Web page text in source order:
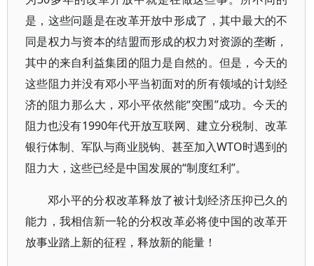
是，这些问题是在改革开放中形成了，其中最大的不
同是权力与资本的结盟而形成的权力对资源的垄断，
其中的来自利益集团的阻力是自然的。但是，今天的
这些阻力并没有邓小平当初面对的所有领域的计划经
济的阻力那么大，邓小平依然能“突围”成功。今天的
阻力也没有1990年代开放互联网、建立分税制、改革
银行体制、军队与商业脱钩、甚至加入WTO时遇到的
阻力大，这些已经是中国发展的“制度红利”。
邓小平的分权改革释放了被计划经济压抑已久的
能力，我相信新一轮的分权改革必将使中国的改革开
放事业踏上新的征程，释放新的能量！